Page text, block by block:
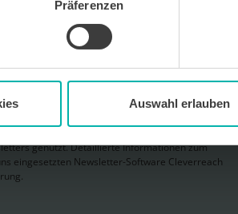
Präferenzen
Auswahl erlauben
Newsletter WirtschaftsKRAFT der INFO -
die Inhalte des Newsletters besser auf meine
Ich kann meine Einwilligung jederzeit
genutzt. Detaillierte Informationen zum
eingesetzten Newsletter-Software Cleverreach